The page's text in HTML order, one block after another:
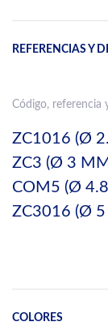
REFERENCIAS Y
Código, referencia
ZC1016 (Ø
ZC3 (Ø 3
COM5 (Ø
ZC3016 (Ø
COLORES